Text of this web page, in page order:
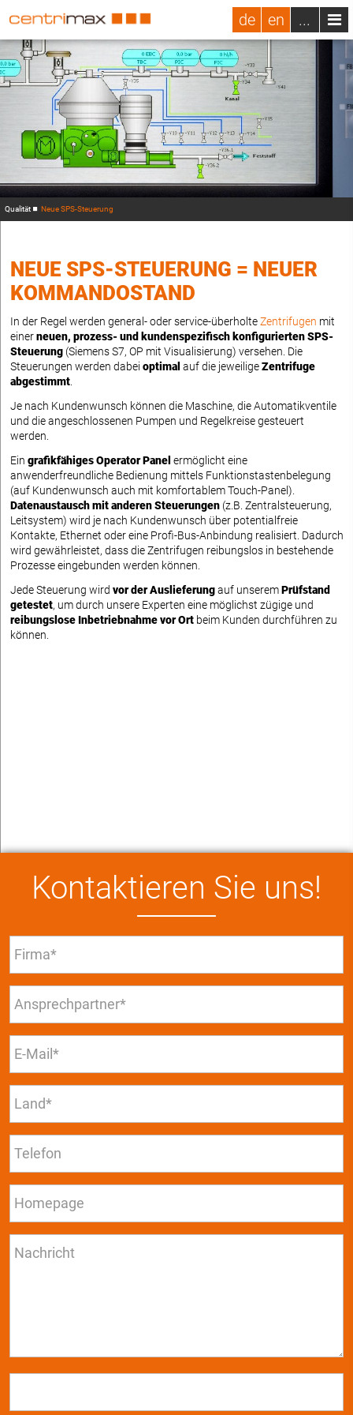
de en ...
Qualität Neue SPS-Steuerung
NEUE SPS-STEUERUNG = NEUER
KOMMANDOSTAND
In der Regel werden general- oder service-überholteZentrifugen mit
einerneuen, prozess- und kundenspezifisch konfigurierten SPS-
Steuerung (Siemens S7, OP mit Visualisierung) versehen. Die
Steuerungen werden dabei optimal auf die jeweiligeZentrifuge
abgestimmt
Je nach Kundenwunsch können die Maschine, die Automatikventile
und die angeschlossenen Pumpen und Regelkreise gesteuert
werden.
Ein grafikfähiges Operator Panel ermöglicht eine
anwenderfreundliche Bedienung mittels Funktionstastenbelegung
(auf Kundenwunsch auch mit komfortablem Touch-Panel).
Datenaustausch mit anderen Steuerungen (z.B. Zentralsteuerung,
Leitsystem) wird je nach Kundenwunsch über potentialfreie
Kontakte, Ethernet oder eine Profi-Bus-Anbindung realisiert. Dadurch
wird gewährleistet, dass die Zentrifugen reibungslos in bestehende
Prozesse eingebunden werden können.
Jede Steuerung wird vor der Auslieferungauf unseremPrüfstand
getestet, um durch unsere Experten eine möglichst zügige und
reibungslose Inbetriebnahme vor Ort beim Kunden durchführen zu
können.
Kontaktieren Sie uns!